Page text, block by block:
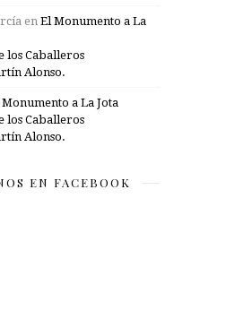
en El Monumento a La
los Caballeros
Alonso.
Monumento a La Jota
los Caballeros
Alonso.
EN FACEBOOK